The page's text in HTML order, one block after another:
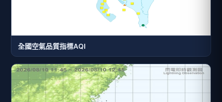
全國空氣品質指標AQI